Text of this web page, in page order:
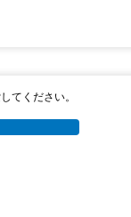
てください。